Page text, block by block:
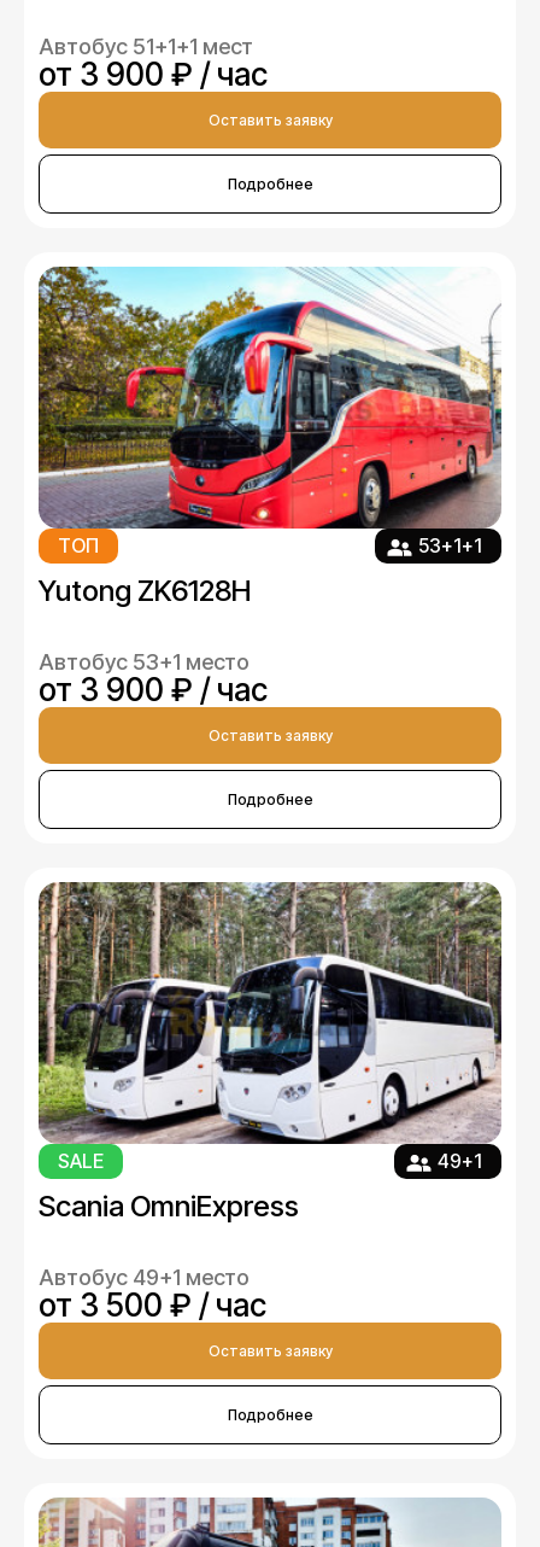
Автобус 51+1+1 мест
от 3 900 ₽ / час
Оставить заявку
Подробнее
ТОП 53+1+1
Yutong ZK6128H
Автобус 53+1 место
от 3 900 ₽ / час
Оставить заявку
Подробнее
SALE 49+1
Scania OmniExpress
Автобус 49+1 место
от 3 500 ₽ / час
Оставить заявку
Подробнее